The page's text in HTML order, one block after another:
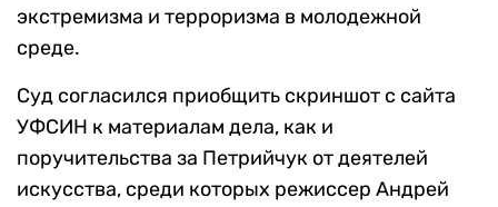
экстремизма и терроризма в молодежной
среде.
Суд согласился приобщить скриншот с сайта
УФСИН к материалам дела, как и
поручительства за Петрийчук от деятелей
искусства, среди которых режиссер Андрей